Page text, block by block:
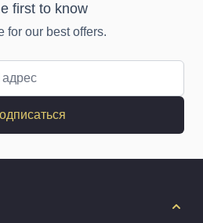
first to know
for our best offers.